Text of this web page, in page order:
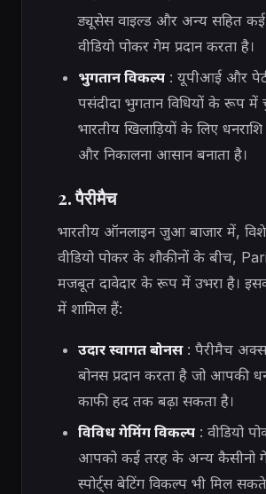
ड्यूसेस वाइल्ड और अन्य सहित कई
वीडियो पोकर गेम प्रदान करता है।
भुगतान विकल्प: यूपीआई और
पसंदीदा भुगतान विधियों के रूप
भारतीय खिलाड़ियों के लिए
और निकालना आसान बनाता है।
2. पैरीमैच
भारतीय ऑनलाइन जुआ बाजार में,
वीडियो पोकर के शौकीनों के बीच,
मजबूत दावेदार के रूप में उभरा है।
में शामिल हैं:
उदार स्वागत बोनस: पैरीमैच
बोनस प्रदान करता है जो आपकी
काफी हद तक बढ़ा सकता है।
विविध गेमिंग विकल्प: वीडियो
आपको कई तरह के अन्य कैसीनो
स्पोर्ट्स बेटिंग विकल्प भी मिल